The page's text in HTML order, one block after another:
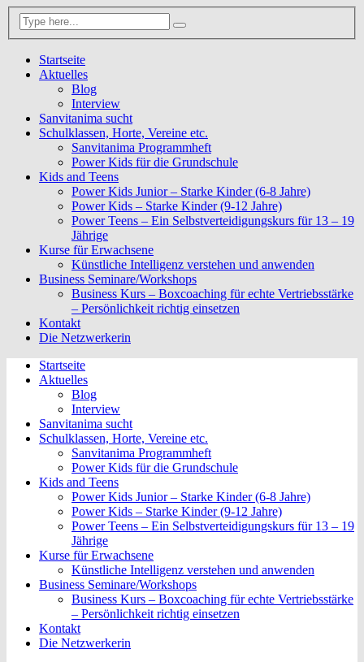
Startseite
Aktuelles
Blog
Interview
Sanvitanima sucht
Schulklassen, Horte, Vereine etc.
Sanvitanima Programmheft
Power Kids für die Grundschule
Kids and Teens
Power Kids Junior – Starke Kinder (6-8 Jahre)
Power Kids – Starke Kinder (9-12 Jahre)
Power Teens – Ein Selbstverteidigungskurs für 13 – 19
Jährige
Kurse für Erwachsene
Künstliche Intelligenz verstehen und anwenden
Business Seminare/Workshops
Business Kurs – Boxcoaching für echte Vertriebsstärke
– Persönlichkeit richtig einsetzen
Kontakt
Die Netzwerkerin
Sanvitanima Events
Startseite
Aktuelles
Blog
Interview
Sanvitanima sucht
Schulklassen, Horte, Vereine etc.
Sanvitanima Programmheft
Power Kids für die Grundschule
Kids and Teens
Power Kids Junior – Starke Kinder (6-8 Jahre)
Power Kids – Starke Kinder (9-12 Jahre)
Power Teens – Ein Selbstverteidigungskurs für 13 – 19
Jährige
Kurse für Erwachsene
Künstliche Intelligenz verstehen und anwenden
Business Seminare/Workshops
Business Kurs – Boxcoaching für echte Vertriebsstärke
– Persönlichkeit richtig einsetzen
Kontakt
Die Netzwerkerin